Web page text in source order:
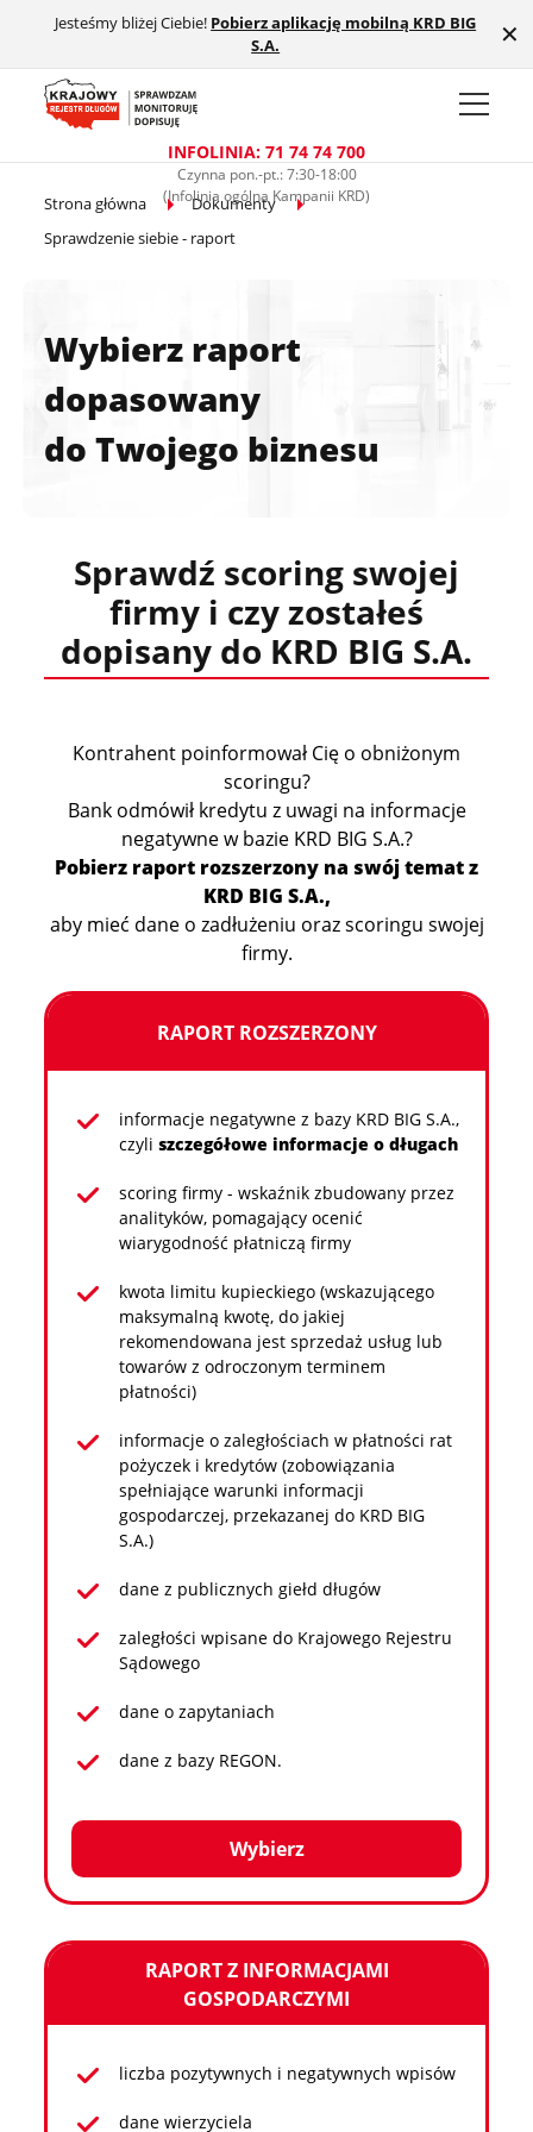
Przejdź do treści głównej
Jesteśmy bliżej Ciebie! Pobierz aplikację mobilną KRD BIG
S.A.
✕
INFOLINIA: 71 74 74 700
Czynna pon.-pt.: 7:30-18:00
(Infolinia ogólna Kampanii KRD)
Strona główna
Dokumenty
Sprawdzenie siebie - raport
Wybierz raport
dopasowany
do Twojego biznesu
Sprawdź scoring swojej
firmy i czy zostałeś
dopisany do KRD BIG S.A.
Kontrahent poinformował Cię o obniżonym
scoringu?
Bank odmówił kredytu z uwagi na informacje
negatywne w bazie KRD BIG S.A.?
Pobierz raport rozszerzony na swój temat z
KRD BIG S.A.,
aby mieć dane o zadłużeniu oraz scoringu swojej
firmy.
RAPORT Z INFORMACJAMI
GOSPODARCZYMI
liczba pozytywnych i negatywnych wpisów
dane wierzyciela
RAPORT ROZSZERZONY
informacje negatywne z bazy KRD BIG S.A.,
czyliszczegółowe informacje o długach
scoring firmy - wskaźnik zbudowany przez
analityków, pomagający ocenić
wiarygodność płatniczą firmy
kwota limitu kupieckiego (wskazującego
maksymalną kwotę, do jakiej
rekomendowana jest sprzedaż usług lub
towarów z odroczonym terminem
płatności)
informacje o zaległościach w płatności rat
pożyczek i kredytów (zobowiązania
spełniające warunki informacji
gospodarczej, przekazanej do KRD BIG
S.A.)
dane z publicznych giełd długów
zaległości wpisane do Krajowego Rejestru
Sądowego
dane o zapytaniach
dane z bazy REGON.
Wybierz